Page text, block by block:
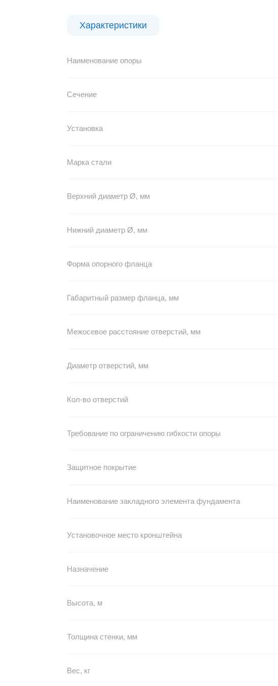
Характеристики
Наименование опоры
Сечение
Установка
Марка стали
Верхний диаметр Ø, мм
Нижний диаметр Ø, мм
Форма опорного фланца
Габаритный размер фланца, мм
Межосевое расстояние отверстий, мм
Диаметр отверстий, мм
Кол-во отверстий
Требование по ограничению гибкости опоры
Защитное покрытие
Наименование закладного элемента фундамента
Установочное место кронштейна
Назначение
Высота, м
Толщина стенки, мм
Вес, кг